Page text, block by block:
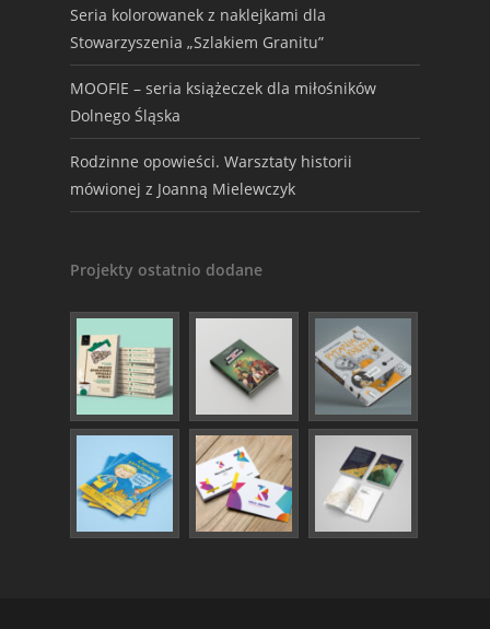
Seria kolorowanek z naklejkami dla
Stowarzyszenia „Szlakiem Granitu”
MOOFIE – seria książeczek dla miłośników
Dolnego Śląska
Rodzinne opowieści. Warsztaty historii
mówionej z Joanną Mielewczyk
Projekty ostatnio dodane